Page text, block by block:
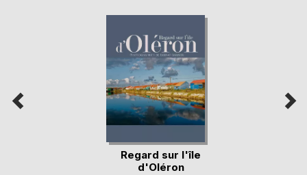
Regard sur l'île
d'Oléron